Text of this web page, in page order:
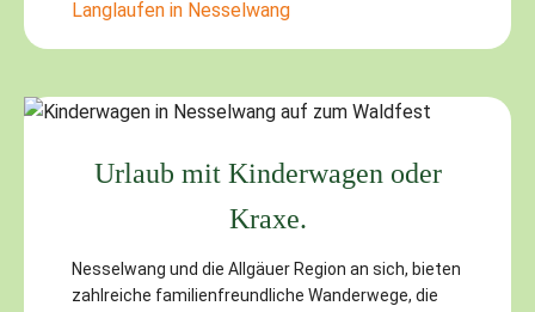
Langlaufen in Nesselwang
Urlaub mit Kinderwagen oder
Kraxe.
Nesselwang und die Allgäuer Region an sich, bieten
zahlreiche familienfreundliche Wanderwege, die